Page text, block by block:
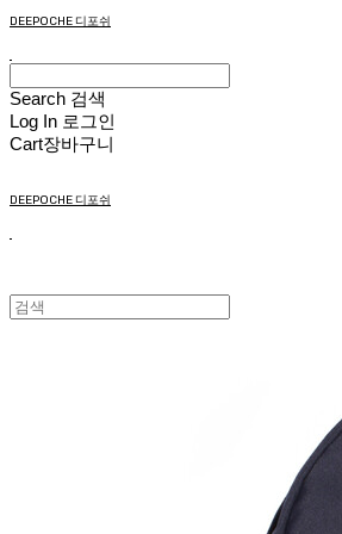
DEEPOCHE 디포쉬
Search 검색
Log In 로그인
Cart장바구니
DEEPOCHE 디포쉬